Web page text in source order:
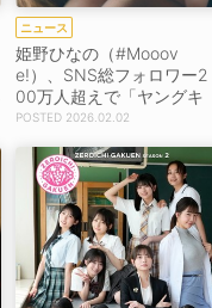
ニュース
姫野ひなの（#Mooov
e!）、SNS総フォロワー2
00万人超えで「ヤングキ
ングBULL」初表紙！
2026.02.02